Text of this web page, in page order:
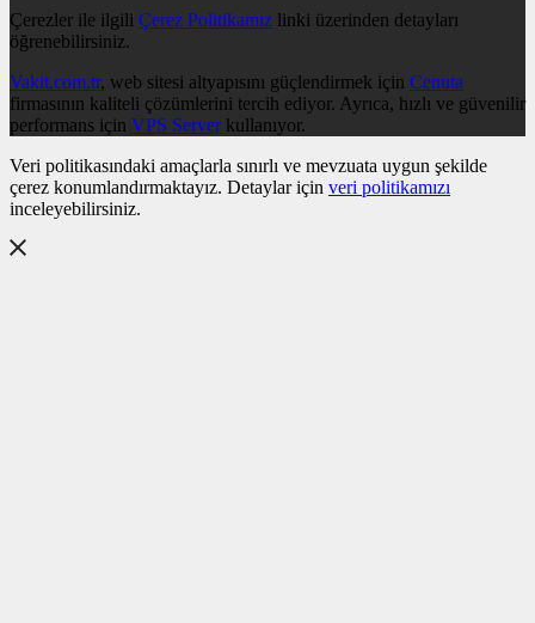
Çerezler ile ilgili Çerez Politikamız linki üzerinden detayları
öğrenebilirsiniz.
Vakit.com.tr, web sitesi altyapısını güçlendirmek için Cenuta
firmasının kaliteli çözümlerini tercih ediyor. Ayrıca, hızlı ve güvenilir
performans için VPS Serverkullanıyor.
Veri politikasındaki amaçlarla sınırlı ve mevzuata uygun şekilde
çerez konumlandırmaktayız. Detaylar için veri politikamızı
inceleyebilirsiniz.